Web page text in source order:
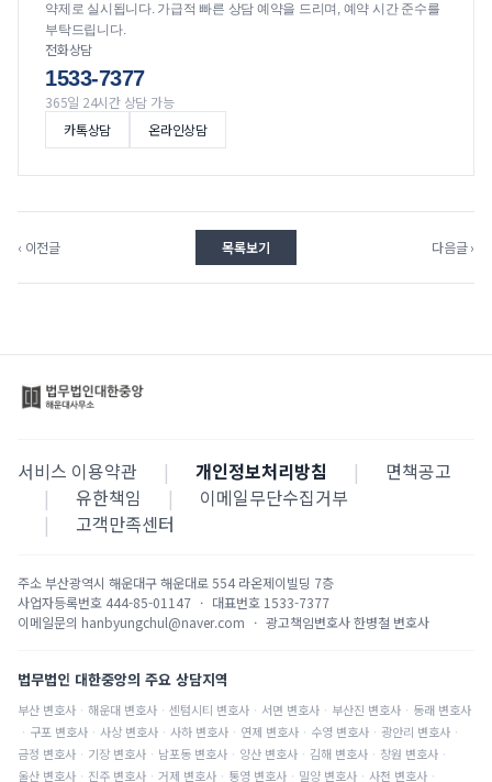
약제로 실시됩니다. 가급적 빠른 상담 예약을 드리며, 예약 시간 준수를
부탁드립니다.
전화상담
1533-7377
365일 24시간 상담 가능
카톡상담
온라인상담
‹ 이전글 목록보기 다음글 ›
서비스 이용약관 | 개인정보처리방침 |
면책공고
|
유한책임 |
이메일무단수집거부
|
고객만족센터
주소부산광역시 해운대구 해운대로 554 라온제이빌딩 7층
사업자등록번호 444-85-01147 · 대표번호 1533-7377
이메일문의 hanbyungchul@naver.com · 광고책임변호사한병철 변호사
법무법인 대한중앙의 주요 상담지역
부산 변호사 · 해운대 변호사 · 센텀시티 변호사 · 서면 변호사 · 부산진 변호사 · 동래 변호사
· 구포 변호사 · 사상 변호사 · 사하 변호사 · 연제 변호사 · 수영 변호사 · 광안리 변호사 ·
금정 변호사 · 기장 변호사 · 남포동 변호사 · 양산 변호사 · 김해 변호사 · 창원 변호사 ·
울산 변호사 · 진주 변호사 · 거제 변호사 · 통영 변호사 · 밀양 변호사 · 사천 변호사 ·